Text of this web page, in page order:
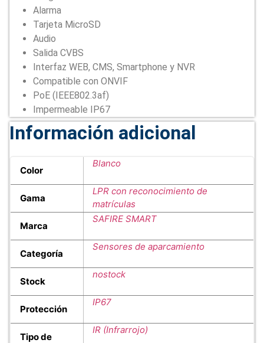
Alarma
Tarjeta MicroSD
Audio
Salida CVBS
Interfaz WEB, CMS, Smartphone y NVR
Compatible con ONVIF
PoE (IEEE802.3af)
Impermeable IP67
Información adicional
Color
Blanco
Gama
LPR con reconocimiento de
matrículas
Marca
SAFIRE SMART
Categoría
Sensores de aparcamiento
Stock
nostock
Protección
IP67
Tipo de
IR (Infrarrojo)